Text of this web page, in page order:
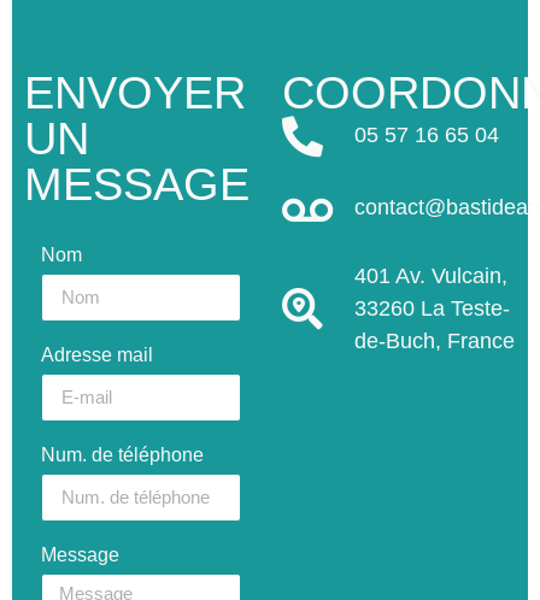
ENVOYER
UN
MESSAGE
Nom
Adresse mail
Num. de téléphone
Message
05 57 16 65 04
401 Av. Vulcain,
33260 La Teste-
de-Buch, France